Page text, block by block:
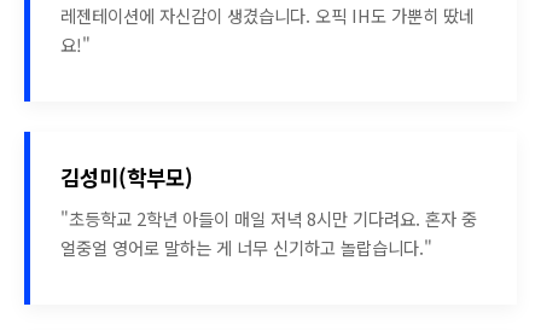
레젠테이션에 자신감이 생겼습니다. 오픽 IH도 가뿐히 땄네
요!"
김성미(학부모)
"초등학교 2학년 아들이 매일 저녁 8시만 기다려요. 혼자 중
얼중얼 영어로 말하는 게 너무 신기하고 놀랍습니다."